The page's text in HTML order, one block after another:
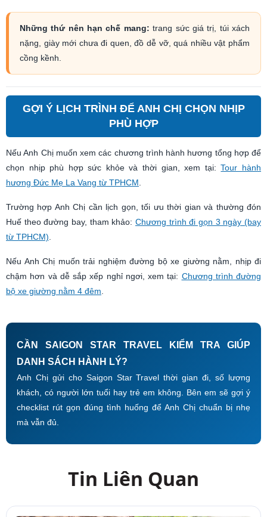
Những thứ nên hạn chế mang: trang sức giá trị, túi xách
nặng, giày mới chưa đi quen, đồ dễ vỡ, quá nhiều vật phẩm
cồng kềnh.
GỢI Ý LỊCH TRÌNH ĐỂ ANH CHỊ CHỌN NHỊP
PHÙ HỢP
Nếu Anh Chị muốn xem các chương trình hành hương tổng hợp để
chọn nhịp phù hợp sức khỏe và thời gian, xem tại:Tour hành
hương Đức Mẹ La Vang từ TPHCM
Trường hợp Anh Chị cần lịch gọn, tối ưu thời gian và thường đón
Huế theo đường bay, tham khảo: Chương trình đi gọn 3 ngày (bay
từ TPHCM)
Nếu Anh Chị muốn trải nghiệm đường bộ xe giường nằm, nhịp đi
chậm hơn và dễ sắp xếp nghỉ ngơi, xem tại: Chương trình đường
bộ xe giường nằm 4 đêm
CẦN SAIGON STAR TRAVEL KIỂM TRA GIÚP
DANH SÁCH HÀNH LÝ?
Anh Chị gửi cho Saigon Star Travel thời gian đi, số lượng
khách, có người lớn tuổi hay trẻ em không. Bên em sẽ gợi ý
checklist rút gọn đúng tình huống để Anh Chị chuẩn bị nhẹ
mà vẫn đủ.
Tin Liên Quan